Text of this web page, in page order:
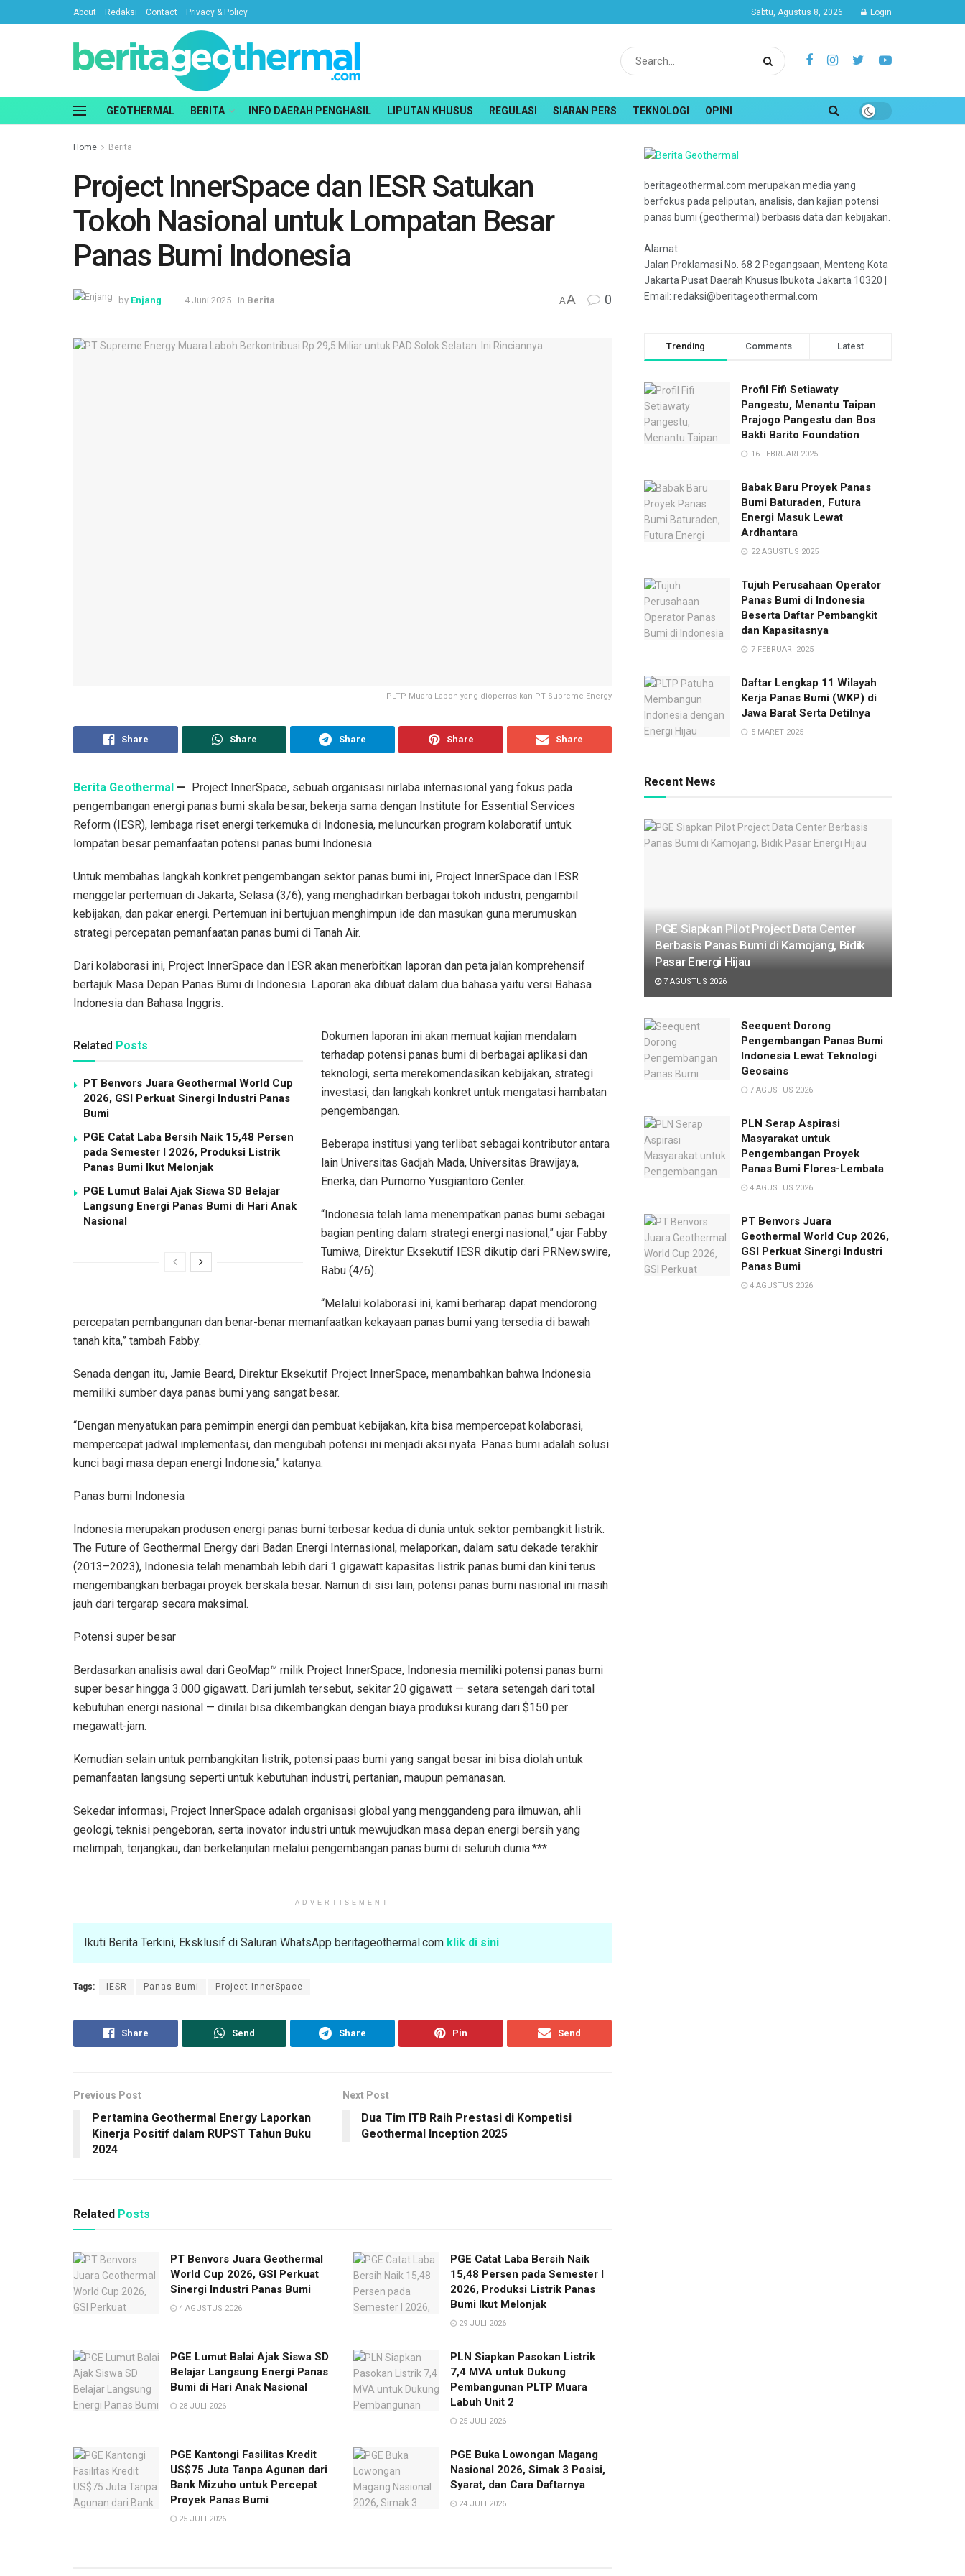
About Redaksi Contact Privacy & Policy Sabtu, Agustus 8, 2026 Login
GEOTHERMAL BERITA INFO DAERAH PENGHASIL LIPUTAN KHUSUS REGULASI SIARAN PERS TEKNOLOGI OPINI
Home Berita
Project InnerSpace dan IESR Satukan
Tokoh Nasional untuk Lompatan Besar
Panas Bumi Indonesia
by Enjang 4 Juni 2025 in Berita AA 0
PLTP Muara Laboh yang dioperrasikan PT Supreme Energy
Share Share Share Share Share
Berita Geothermal — Project InnerSpace, sebuah organisasi nirlaba internasional yang fokus pada
pengembangan energi panas bumi skala besar, bekerja sama dengan Institute for Essential Services
Reform (IESR), lembaga riset energi terkemuka di Indonesia, meluncurkan program kolaboratif untuk
lompatan besar pemanfaatan potensi panas bumi Indonesia.
Untuk membahas langkah konkret pengembangan sektor panas bumi ini, Project InnerSpace dan IESR
menggelar pertemuan di Jakarta, Selasa (3/6), yang menghadirkan berbagai tokoh industri, pengambil
kebijakan, dan pakar energi. Pertemuan ini bertujuan menghimpun ide dan masukan guna merumuskan
strategi percepatan pemanfaatan panas bumi di Tanah Air.
Dari kolaborasi ini, Project InnerSpace dan IESR akan menerbitkan laporan dan peta jalan komprehensif
bertajuk Masa Depan Panas Bumi di Indonesia. Laporan aka dibuat dalam dua bahasa yaitu versi Bahasa
Indonesia dan Bahasa Inggris.
Related Posts
PT Benvors Juara Geothermal World Cup
2026, GSI Perkuat Sinergi Industri Panas
Bumi
PGE Catat Laba Bersih Naik 15,48 Persen
pada Semester I 2026, Produksi Listrik
Panas Bumi Ikut Melonjak
PGE Lumut Balai Ajak Siswa SD Belajar
Langsung Energi Panas Bumi di Hari Anak
Nasional
Dokumen laporan ini akan memuat kajian mendalam
terhadap potensi panas bumi di berbagai aplikasi dan
teknologi, serta merekomendasikan kebijakan, strategi
investasi, dan langkah konkret untuk mengatasi hambatan
pengembangan.
Beberapa institusi yang terlibat sebagai kontributor antara
lain Universitas Gadjah Mada, Universitas Brawijaya,
Enerka, dan Purnomo Yusgiantoro Center.
“Indonesia telah lama menempatkan panas bumi sebagai
bagian penting dalam strategi energi nasional,” ujar Fabby
Tumiwa, Direktur Eksekutif IESR dikutip dari PRNewswire,
Rabu (4/6).
“Melalui kolaborasi ini, kami berharap dapat mendorong
percepatan pembangunan dan benar-benar memanfaatkan kekayaan panas bumi yang tersedia di bawah
tanah kita,” tambah Fabby.
Senada dengan itu, Jamie Beard, Direktur Eksekutif Project InnerSpace, menambahkan bahwa Indonesia
memiliki sumber daya panas bumi yang sangat besar.
“Dengan menyatukan para pemimpin energi dan pembuat kebijakan, kita bisa mempercepat kolaborasi,
mempercepat jadwal implementasi, dan mengubah potensi ini menjadi aksi nyata. Panas bumi adalah solusi
kunci bagi masa depan energi Indonesia,” katanya.
Panas bumi Indonesia
Indonesia merupakan produsen energi panas bumi terbesar kedua di dunia untuk sektor pembangkit listrik.
The Future of Geothermal Energy dari Badan Energi Internasional, melaporkan, dalam satu dekade terakhir
(2013–2023), Indonesia telah menambah lebih dari 1 gigawatt kapasitas listrik panas bumi dan kini terus
mengembangkan berbagai proyek berskala besar. Namun di sisi lain, potensi panas bumi nasional ini masih
jauh dari tergarap secara maksimal.
Potensi super besar
Berdasarkan analisis awal dari GeoMap™ milik Project InnerSpace, Indonesia memiliki potensi panas bumi
super besar hingga 3.000 gigawatt. Dari jumlah tersebut, sekitar 20 gigawatt — setara setengah dari total
kebutuhan energi nasional — dinilai bisa dikembangkan dengan biaya produksi kurang dari $150 per
megawatt-jam.
Kemudian selain untuk pembangkitan listrik, potensi paas bumi yang sangat besar ini bisa diolah untuk
pemanfaatan langsung seperti untuk kebutuhan industri, pertanian, maupun pemanasan.
Sekedar informasi, Project InnerSpace adalah organisasi global yang menggandeng para ilmuwan, ahli
geologi, teknisi pengeboran, serta inovator industri untuk mewujudkan masa depan energi bersih yang
melimpah, terjangkau, dan berkelanjutan melalui pengembangan panas bumi di seluruh dunia.***
ADVERTISEMENT
Ikuti Berita Terkini, Eksklusif di Saluran WhatsApp beritageothermal.com klik di sini
Tags: IESR Panas Bumi Project InnerSpace
Share Send Share Pin Send
Previous Post
Pertamina Geothermal Energy Laporkan
Kinerja Positif dalam RUPST Tahun Buku
2024
Next Post
Dua Tim ITB Raih Prestasi di Kompetisi
Geothermal Inception 2025
Related Posts
PT Benvors Juara Geothermal
World Cup 2026, GSI Perkuat
Sinergi Industri Panas Bumi
4 AGUSTUS 2026
PGE Catat Laba Bersih Naik
15,48 Persen pada Semester I
2026, Produksi Listrik Panas
Bumi Ikut Melonjak
29 JULI 2026
PGE Lumut Balai Ajak Siswa SD
Belajar Langsung Energi Panas
Bumi di Hari Anak Nasional
28 JULI 2026
PLN Siapkan Pasokan Listrik
7,4 MVA untuk Dukung
Pembangunan PLTP Muara
Labuh Unit 2
25 JULI 2026
PGE Kantongi Fasilitas Kredit
US$75 Juta Tanpa Agunan dari
Bank Mizuho untuk Percepat
Proyek Panas Bumi
25 JULI 2026
PGE Buka Lowongan Magang
Nasional 2026, Simak 3 Posisi,
Syarat, dan Cara Daftarnya
24 JULI 2026
beritageothermal.com merupakan media yang
berfokus pada peliputan, analisis, dan kajian potensi
panas bumi (geothermal) berbasis data dan kebijakan.
Alamat:
Jalan Proklamasi No. 68 2 Pegangsaan, Menteng Kota
Jakarta Pusat Daerah Khusus Ibukota Jakarta 10320 |
Email: redaksi@beritageothermal.com
Trending Comments Latest
Profil Fifi Setiawaty
Pangestu, Menantu Taipan
Prajogo Pangestu dan Bos
Bakti Barito Foundation
16 FEBRUARI 2025
Babak Baru Proyek Panas
Bumi Baturaden, Futura
Energi Masuk Lewat
Ardhantara
22 AGUSTUS 2025
Tujuh Perusahaan Operator
Panas Bumi di Indonesia
Beserta Daftar Pembangkit
dan Kapasitasnya
7 FEBRUARI 2025
Daftar Lengkap 11 Wilayah
Kerja Panas Bumi (WKP) di
Jawa Barat Serta Detilnya
5 MARET 2025
Recent News
PGE Siapkan Pilot Project Data Center
Berbasis Panas Bumi di Kamojang, Bidik
Pasar Energi Hijau
7 AGUSTUS 2026
Seequent Dorong
Pengembangan Panas Bumi
Indonesia Lewat Teknologi
Geosains
7 AGUSTUS 2026
PLN Serap Aspirasi
Masyarakat untuk
Pengembangan Proyek
Panas Bumi Flores-Lembata
4 AGUSTUS 2026
PT Benvors Juara
Geothermal World Cup 2026,
GSI Perkuat Sinergi Industri
Panas Bumi
4 AGUSTUS 2026